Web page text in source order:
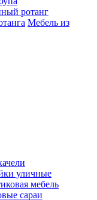
ротанг
Мебель из
уличные
мебель